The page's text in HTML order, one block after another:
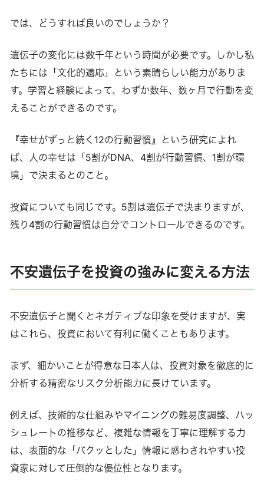
では、どうすれば良いのでしょうか？
遺伝子の変化には数千年という時間が必要です。しかし私
たちには「文化的適応」という素晴らしい能力がありま
す。学習と経験によって、わずか数年、数ヶ月で行動を変
えることができるのです。
『幸せがずっと続く12の行動習慣』という研究によれ
ば、人の幸せは「5割がDNA、4割が行動習慣、1割が環
境」で決まるとのこと。
投資についても同じです。5割は遺伝子で決まりますが、
残り4割の行動習慣は自分でコントロールできるのです。
不安遺伝子を投資の強みに変える方法
不安遺伝子と聞くとネガティブな印象を受けますが、実
はこれら、投資において有利に働くこともあります。
まず、細かいことが得意な日本人は、投資対象を徹底的に
分析する精密なリスク分析能力に長けています。
例えば、技術的な仕組みやマイニングの難易度調整、ハッ
シュレートの推移など、複雑な情報を丁寧に理解する力
は、表面的な「バクッとした」情報に惑わされやすい投
資家に対して圧倒的な優位性となります。